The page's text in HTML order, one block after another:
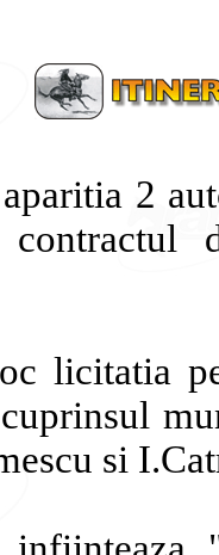
aparitia 2
contractul
licitatia
cuprinsul
si